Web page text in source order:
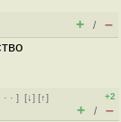
+ / –
· ·][↓] [↑]
+2
+ / –